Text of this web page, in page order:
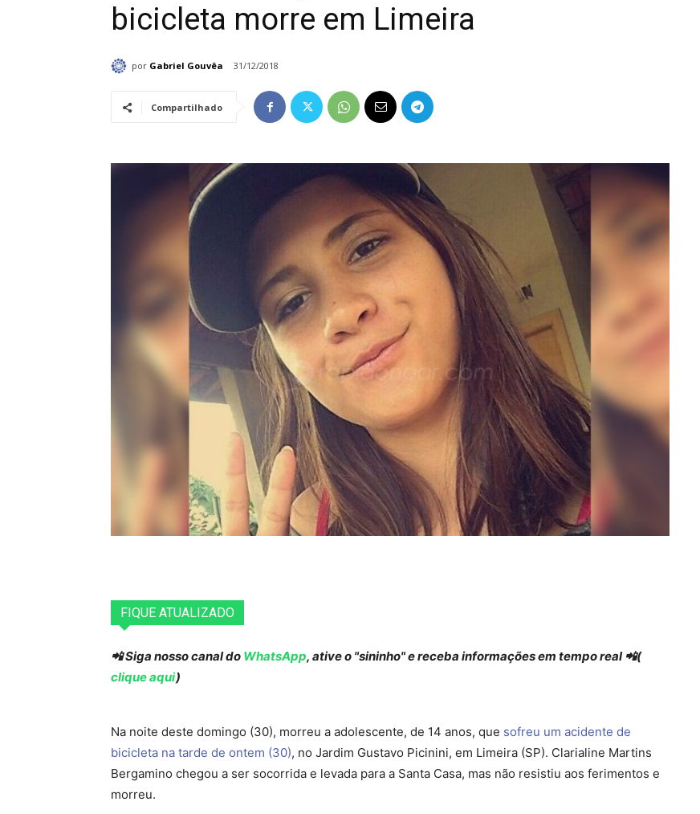
bicicleta morre em Limeira
por Gabriel Gouvêa 31/12/2018
Compartilhado
FIQUE ATUALIZADO
📲 Siga nosso canal do WhatsApp, ative o "sininho" e receba informações em tempo real 📲(
clique aqui)
Na noite deste domingo (30), morreu a adolescente, de 14 anos, que sofreu um acidente de
bicicleta na tarde de ontem (30), no Jardim Gustavo Picinini, em Limeira (SP). Clarialine Martins
Bergamino chegou a ser socorrida e levada para a Santa Casa, mas não resistiu aos ferimentos e
morreu.